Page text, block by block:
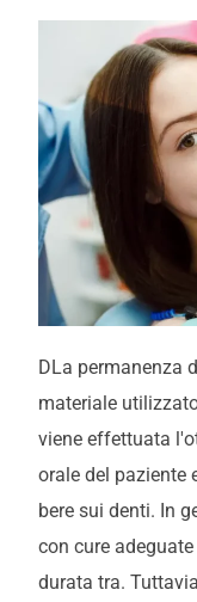
DLa permanenza
materiale
viene effettuata
orale del paziente
bere sui denti. In
con cure adeguate
durata tra.